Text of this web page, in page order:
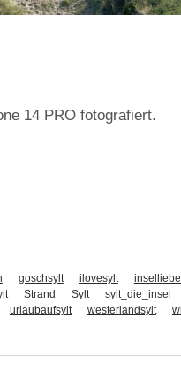
14 PRO fotografiert.
goschsylt ilovesylt
Strand Sylt sylt_die_insel
urlaubaufsylt westerlandsylt